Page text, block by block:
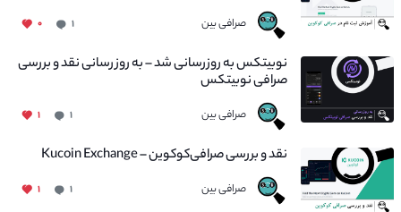
صرافی بین ۱ ۰
نوبیتکس به روزرسانی شد – به روز رسانی نقد و بررسی
صرافی نوبیتکس
صرافی بین ۱ ۱
نقد و بررسی صرافی‌کوکوین – Kucoin Exchange
صرافی بین ۱ ۱